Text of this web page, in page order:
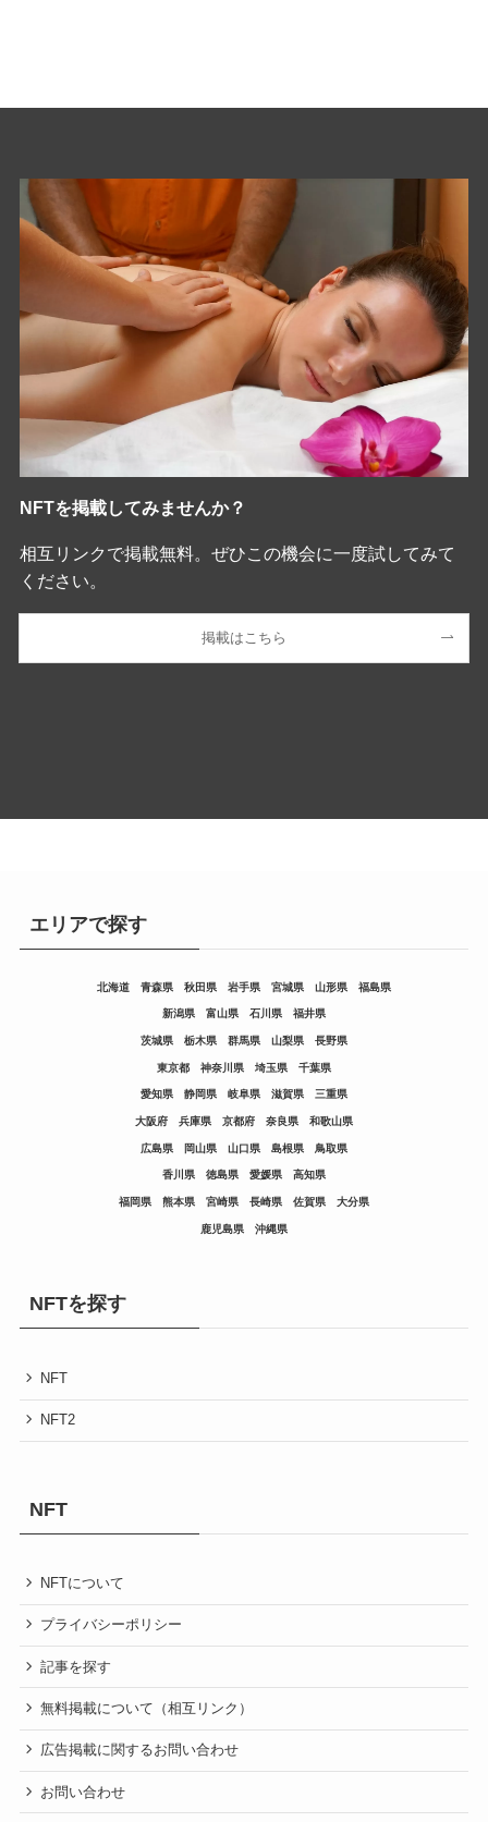
NFTを掲載してみませんか？
相互リンクで掲載無料。ぜひこの機会に一度試してみて
ください。
掲載はこちら
エリアで探す
北海道 青森県 秋田県 岩手県 宮城県 山形県 福島県
新潟県 富山県 石川県 福井県
茨城県 栃木県 群馬県 山梨県 長野県
東京都 神奈川県 埼玉県 千葉県
愛知県 静岡県 岐阜県 滋賀県 三重県
大阪府 兵庫県 京都府 奈良県 和歌山県
広島県 岡山県 山口県 島根県 鳥取県
香川県 徳島県 愛媛県 高知県
福岡県 熊本県 宮崎県 長崎県 佐賀県 大分県
鹿児島県 沖縄県
NFTを探す
NFT
NFT2
NFT
NFTについて
プライバシーポリシー
記事を探す
無料掲載について（相互リンク）
広告掲載に関するお問い合わせ
お問い合わせ